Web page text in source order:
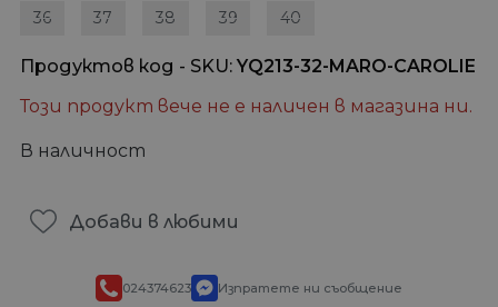
36 37 38 39 40
Продуктов код - SKU YQ213-32-MARO-CAROLIE
Този продукт вече не е наличен в магазина ни.
В наличност
Добави в любими
024374623 Изпратете ни съобщение